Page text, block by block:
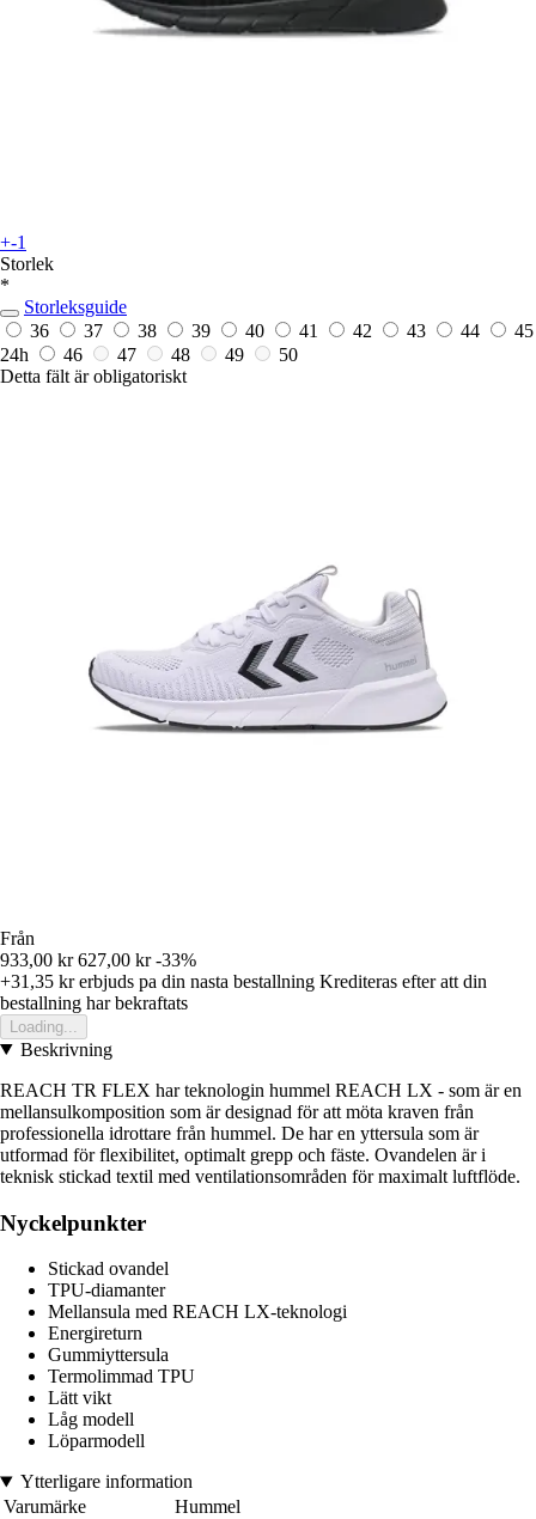
+-1
Storlek
*
Storleksguide
36
37 38 39 40 41 42 43 44
45
24h
46 47 48 49
50
Detta fält är obligatoriskt
Från
933,00 kr 627,00 kr -33%
+31,35 krerbjuds pa din nasta bestallning Krediteras efter att din
bestallning har bekraftats
Loading...
Beskrivning
REACH TR FLEX har teknologin hummel REACH LX - som är en
mellansulkomposition som är designad för att möta kraven från
professionella idrottare från hummel. De har en yttersula som är
utformad för flexibilitet, optimalt grepp och fäste. Ovandelen är i
teknisk stickad textil med ventilationsområden för maximalt luftflöde.
Nyckelpunkter
Stickad ovandel
TPU-diamanter
Mellansula med REACH LX-teknologi
Energireturn
Gummiyttersula
Termolimmad TPU
Lätt vikt
Låg modell
Löparmodell
Ytterligare information
Varumärke
Hummel